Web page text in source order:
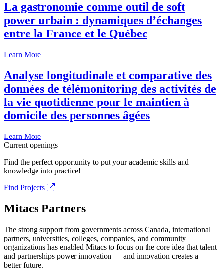
La gastronomie comme outil de soft
power urbain : dynamiques d’échanges
entre la France et le Québec
Learn More
Analyse longitudinale et comparative des
données de télémonitoring des activités de
la vie quotidienne pour le maintien à
domicile des personnes âgées
Learn More
Current openings
Find the perfect opportunity to put your academic skills and
knowledge into practice!
Find Projects
Mitacs Partners
The strong support from governments across Canada, international
partners, universities, colleges, companies, and community
organizations has enabled Mitacs to focus on the core idea that talent
and partnerships power innovation — and innovation creates a
better future.